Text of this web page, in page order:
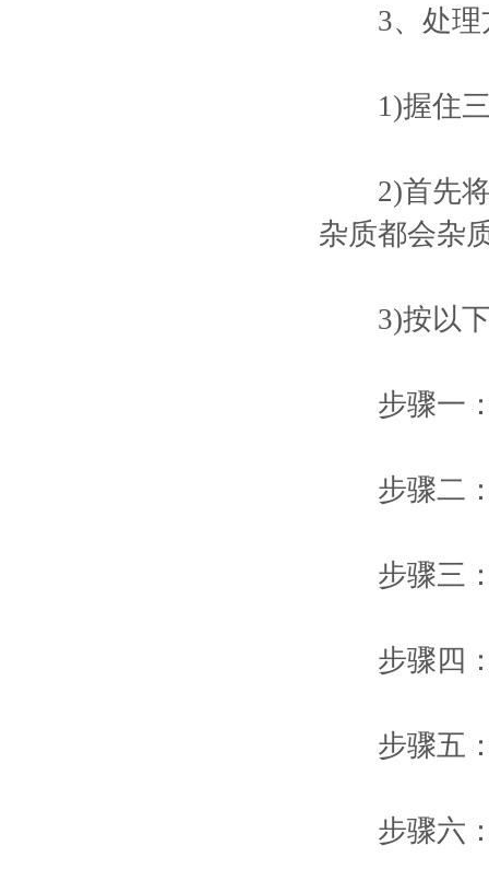
3、处理
1)握住三
2)首先将
杂质都会杂
3)按以下
步骤一：
步骤二：
步骤三：
步骤四：
步骤五：
步骤六：